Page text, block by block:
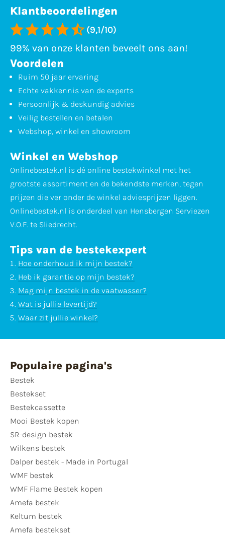
Klantbeoordelingen
(9,1/10)
99% van onze klanten beveelt ons aan!
Voordelen
Ruim 50 jaar ervaring
Echte vakkennis van de experts
Persoonlijk & deskundig advies
Veilig bestellen en betalen
Webshop, winkel en showroom
Winkel en Webshop
Onlinebestek.nl is dé online bestekwinkel met het
grootste assortiment en de bekendste merken, tegen
prijzen die ver onder de winkel adviesprijzen liggen.
Onlinebestek.nl is onderdeel van Hensbergen Serviezen
V.O.F. te Sliedrecht.
Tips van de bestekexpert
Hoe onderhoud ik mijn bestek?
Heb ik garantie op mijn bestek?
Mag mijn bestek in de vaatwasser?
Wat is jullie levertijd?
Waar zit jullie winkel?
Populaire pagina's
Bestek
Bestekset
Bestekcassette
Mooi Bestek kopen
SR-design bestek
Wilkens bestek
Dalper bestek - Made in Portugal
WMF bestek
WMF Flame Bestek kopen
Amefa bestek
Keltum bestek
Amefa bestekset